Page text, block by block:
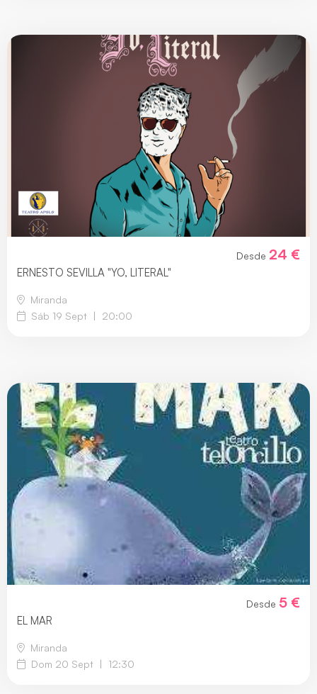
Desde 24 €
ERNESTO SEVILLA "YO, LITERAL"
Miranda
Sáb 19 Sept | 20:00
Desde 5 €
EL MAR
Miranda
Dom 20 Sept | 12:30